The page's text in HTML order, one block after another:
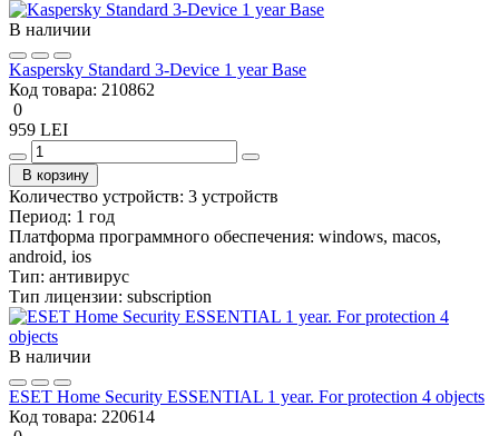
В наличии
Kaspersky Standard 3-Device 1 year Base
Код товара: 210862
0
959 LEI
В корзину
Количество устройств: 3 устройств
Период: 1 год
Платформа программного обеспечения: windows, macos,
android, ios
Тип: антивирус
Тип лицензии: subscription
В наличии
ESET Home Security ESSENTIAL 1 year. For protection 4 objects
Код товара: 220614